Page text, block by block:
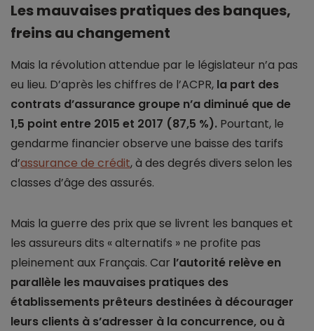
Les mauvaises pratiques des banques,
freins au changement
Mais la révolution attendue par le législateur n’a pas
eu lieu. D’après les chiffres de l’ACPR, la part des
contrats d’assurance groupe n’a diminué que de
1,5 point entre 2015 et 2017 (87,5 %). Pourtant, le
gendarme financier observe une baisse des tarifs
d’assurance de crédit, à des degrés divers selon les
classes d’âge des assurés.
Mais la guerre des prix que se livrent les banques et
les assureurs dits « alternatifs » ne profite pas
pleinement aux Français. Car l’autorité relève en
parallèle les mauvaises pratiques des
établissements prêteurs destinées à décourager
leurs clients à s’adresser à la concurrence, ou à